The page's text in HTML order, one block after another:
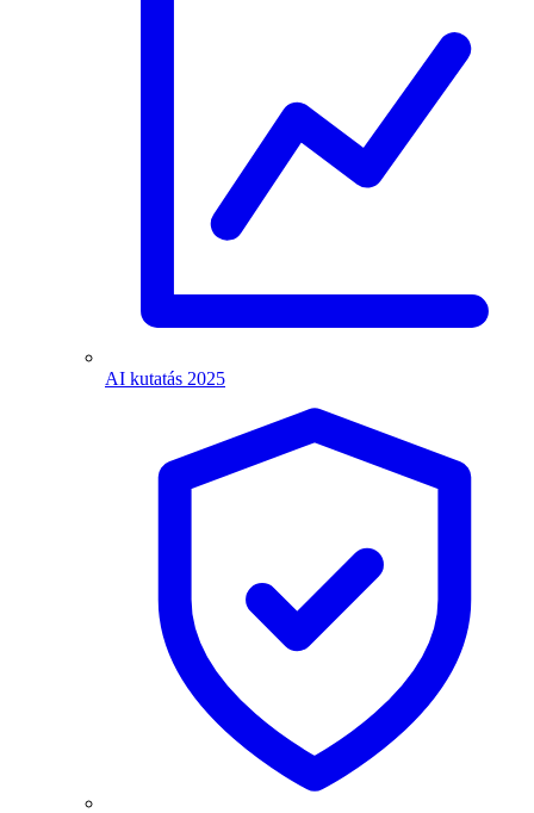
AI kutatás 2025